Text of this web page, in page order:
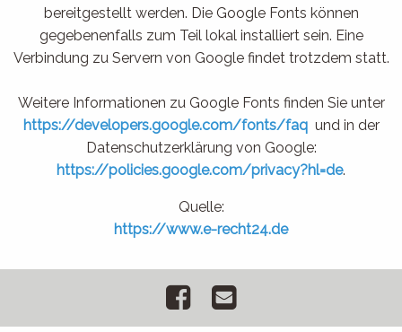
bereitgestellt werden. Die Google Fonts können
gegebenenfalls zum Teil lokal installiert sein. Eine
Verbindung zu Servern von Google findet trotzdem statt.
Weitere Informationen zu Google Fonts finden Sie unter
https://developers.google.com/fonts/faq und in der
Datenschutzerklärung von Google:
https://policies.google.com/privacy?hl=de.
Quelle:
https://www.e-recht24.de